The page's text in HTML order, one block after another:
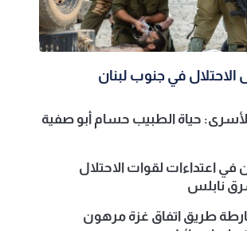
في جنوب لبنان
حياة الطبيب حسام أبو صفية
في اعتداءات لقوات الاحتلال
نابلس
طريق اتفاق غزة مرهون